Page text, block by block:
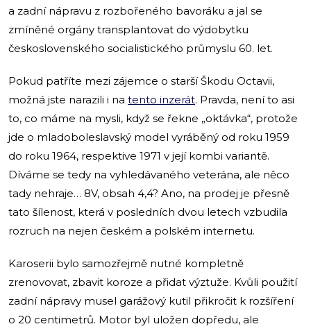
a zadní nápravu z rozbořeného bavoráku a jal se
zmíněné orgány transplantovat do výdobytku
československého socialistického průmyslu 60. let.
Pokud patříte mezi zájemce o starší Škodu Octavii,
možná jste narazili i na tento inzerát. Pravda, není to asi
to, co máme na mysli, když se řekne „oktávka“, protože
jde o mladoboleslavský model vyráběný od roku 1959
do roku 1964, respektive 1971 v její kombi variantě.
Díváme se tedy na vyhledávaného veterána, ale něco
tady nehraje… 8V, obsah 4,4? Ano, na prodej je přesně
tato šílenost, která v posledních dvou letech vzbudila
rozruch na nejen českém a polském internetu.
Karoserii bylo samozřejmě nutné kompletně
zrenovovat, zbavit koroze a přidat výztuže. Kvůli použití
zadní nápravy musel garážový kutil přikročit k rozšíření
o 20 centimetrů. Motor byl uložen dopředu, ale